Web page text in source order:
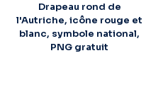
Drapeau rond de
l'Autriche, icône rouge et
blanc, symbole national,
PNG gratuit